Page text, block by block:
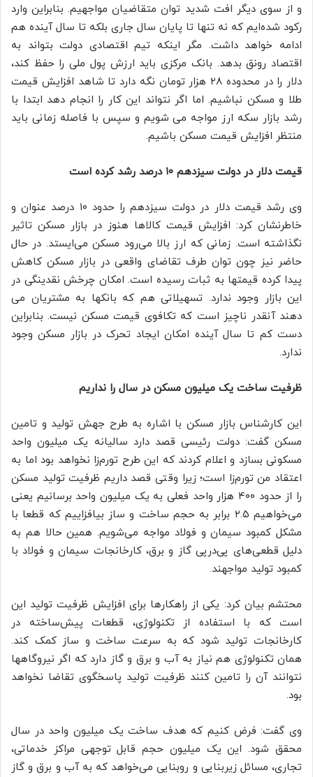
و از سوی دیگر افت شدید توان متقاضیان مواجهیم. بنابراین وارد
رکود شده‌ایم که نه تنها تا پایان سال جاری بلکه تا سال آینده هم
ادامه خواهد داشت. مگر اینکه تیم اقتصادی دولت بتواند به
اقتصاد رونق بدهد. بانک مرکزی باید ارزش پول ملی را حفظ کند،
دلار را در محدوده ۲۸ هزار تومان نگه دارد تا شاهد افزایش قیمت
طلا و مسکن نباشیم. اما اگر نتواند این کار را انجام دهد ابتدا با
رشد بازار سکه ارز مواجه می شویم و سپس با فاصله زمانی باید
منتظر افزایش قیمت مسکن باشیم.
قیمت دلار در دولت سیزدهم ۱۰ درصد رشد کرده است
وی رشد قیمت دلار در دولت سیزدهم را حدود ۱۰ درصد عنوان و
خاطرنشان کرد: افزایش قیمت کالاها هنوز در بازار مسکن تاثیر
نگذاشته است. زمانی که ارز بالا می‌رود مسکن می‌ایستد. در حال
حاضر نیز چون توان طرف تقاضای واقعی در بازار مسکن کاهش
پیدا کرده قیمتها به ثبات رسیده است. امکان چرخش نقدینگی در
این بازار وجود ندارد. تسهیلاتی هم که بانکها به مشتریان می
دهند آنقدر ناچیز است که تکافوی قیمت مسکن نیست. بنابراین
دست کم تا سال آینده امکان ایجاد تحرک در بازار مسکن وجود
ندارد.
ظرفیت ساخت یک میلیون مسکن در سال را نداریم
این کارشناس بازار مسکن با اشاره به طرح جهش تولید و تامین
مسکن گفت: دولت رئیسی قصد دارد سالیانه یک میلیون واحد
مسکونی بسازد و اعلام کردند که این طرح تورم‌زا نخواهد بود اما به
اعتقاد من تورم‌زا است؛ زیرا وقتی قصد داریم ظرفیت تولید مسکن
را از حدود ۴۰۰ هزار واحد فعلی به یک میلیون واحد برسانیم یعنی
می‌خواهیم ۲.۵ برابر به حجم ساخت و ساز بیافزاییم که قطعا با
مشکل کمبود سیمان و فولاد مواجه می‌شویم. همین حالا هم به
دلیل قطعی‌های پی‌درپی گاز و برق، کارخانجات سیمان و فولاد با
کمبود تولید مواجهند.
محتشم بیان کرد: یکی از راهکارها برای افزایش ظرفیت تولید این
است که با استفاده از تکنولوژی، قطعات پیش‌ساخته در
کارخانجات تولید شود که به سرعت ساخت و ساز کمک کند.
همان تکنولوژی هم نیاز به آب و برق و گاز دارد که اگر نیروگاهها
نتوانند آن را تامین کنند ظرفیت تولید پاسخگوی تقاضا نخواهد
بود.
وی گفت: فرض کنیم که هدف ساخت یک میلیون واحد در سال
محقق شود. این یک میلیون حجم قابل توجهی مراکز خدماتی،
تجاری، مسائل زیربنایی و روبنایی می‌خواهد که به آب و برق و گاز